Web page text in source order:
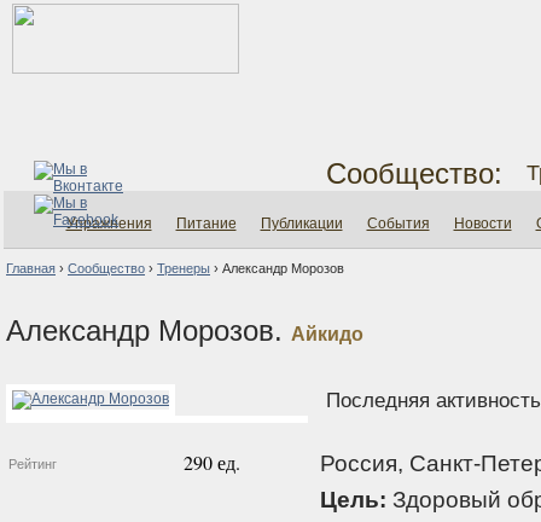
Сообщество:
Упражнения Питание Публикации События Новости
Главная › Сообщество › Тренеры › Александр Морозов
Александр Морозов. Айкидо
Рейтинг 290 ед.
Последняя
Россия, Санкт-
Цель: Здоровый